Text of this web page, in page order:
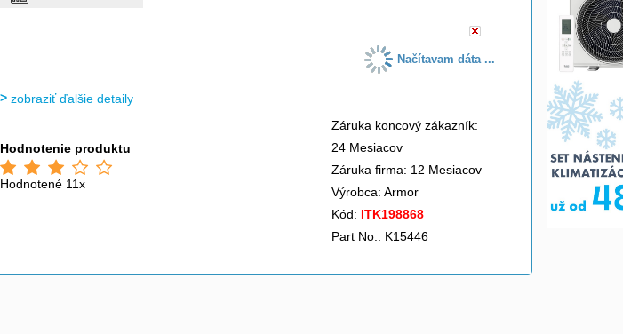
Načítavam dáta ...
zobraziť ďalšie detaily
Hodnotenie produktu
Hodnotené 11x
Záruka koncový zákazník:
24 Mesiacov
Záruka firma: 12 Mesiacov
Výrobca: Armor
Kód: ITK198868
Part No.: K15446